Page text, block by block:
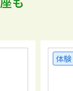
体験